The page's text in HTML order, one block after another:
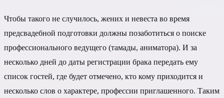
Чтобы такого не случилось, жених и невеста во время
предсвадебной подготовки должны позаботиться о поиске
профессионального ведущего (тамады, аниматора). И за
несколько дней до даты регистрации брака передать ему
список гостей, где будет отмечено, кто кому приходится и
несколько слов о характере, профессии приглашенного. Таким